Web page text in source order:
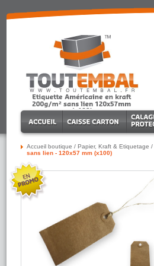
Accueil boutique / Papier, Kraft & Etiquetage /
sans lien - 120x57 mm (x100)